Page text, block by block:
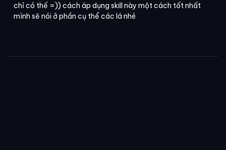
chỉ có thế =)) cách áp dụng skill này một cách tốt nhất
mình sẽ nói ở phần cụ thể các lá nhé